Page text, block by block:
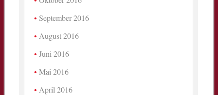
September 2016
August 2016
Juni 2016
Mai 2016
April 2016